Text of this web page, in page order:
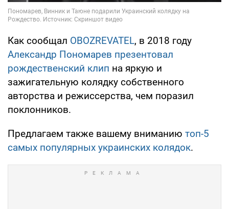
Как сообщал OBOZREVATEL, в 2018 году
Александр Пономарев презентовал
рождественский клип на яркую и
зажигательную колядку собственного
авторства и режиссерства, чем поразил
поклонников.
Предлагаем также вашему вниманию топ-5
самых популярных украинских колядок.